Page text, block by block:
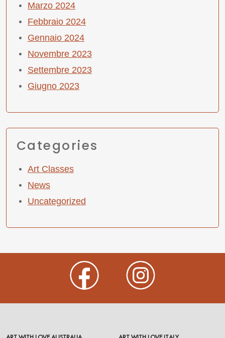
Marzo 2024
Febbraio 2024
Gennaio 2024
Novembre 2023
Settembre 2023
Giugno 2023
Categories
Art Classes
News
Uncategorized